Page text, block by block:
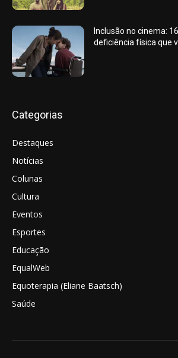
Inclusão no cinema:
deficiência física que
Categorias
Destaques
Notícias
Colunas
Cultura
Eventos
Esportes
Educação
EqualWeb
Equoterapia (Eliane Baatsch)
Saúde